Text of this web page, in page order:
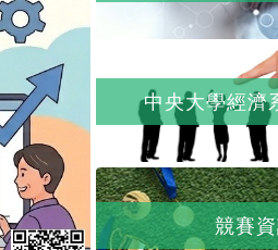
中央大學經濟
競賽